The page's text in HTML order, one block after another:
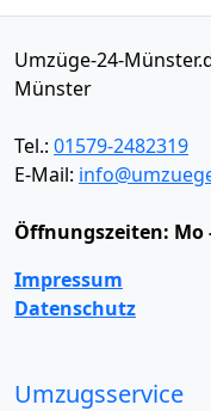
Umzüge-24-
Münster
Tel.: 01579-2482319
E-Mail:
Öffnungszeiten: Mo
Impressum
Datenschutz
Umzugsservice